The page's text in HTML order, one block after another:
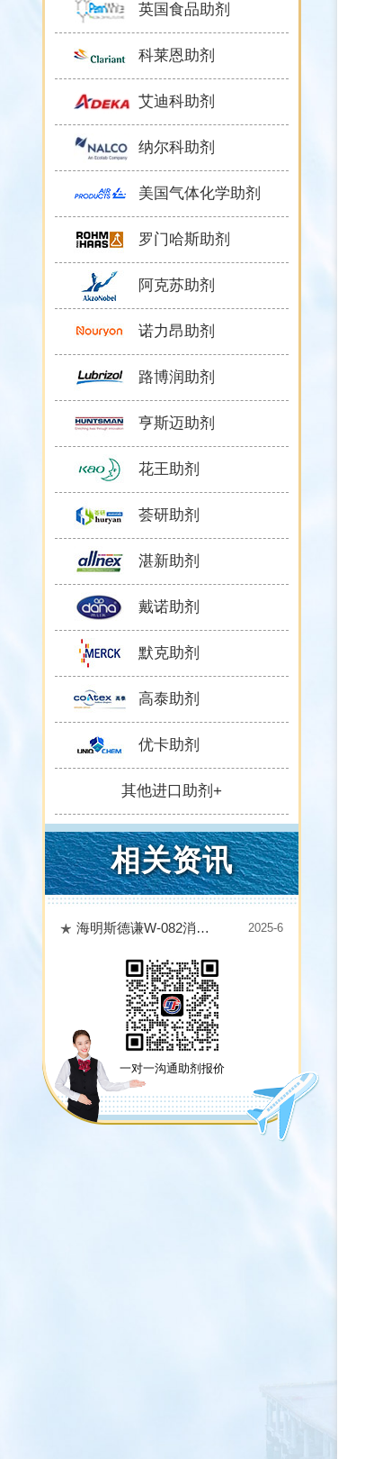
英国食品助剂
科莱恩助剂
艾迪科助剂
纳尔科助剂
美国气体化学助剂
罗门哈斯助剂
阿克苏助剂
诺力昂助剂
路博润助剂
亨斯迈助剂
花王助剂
荟研助剂
湛新助剂
戴诺助剂
默克助剂
高泰助剂
优卡助剂
其他进口助剂+
相关资讯
海明斯德谦W-082消泡剂：多领域消泡效能与使用指南 2025-6
一对一沟通助剂报价